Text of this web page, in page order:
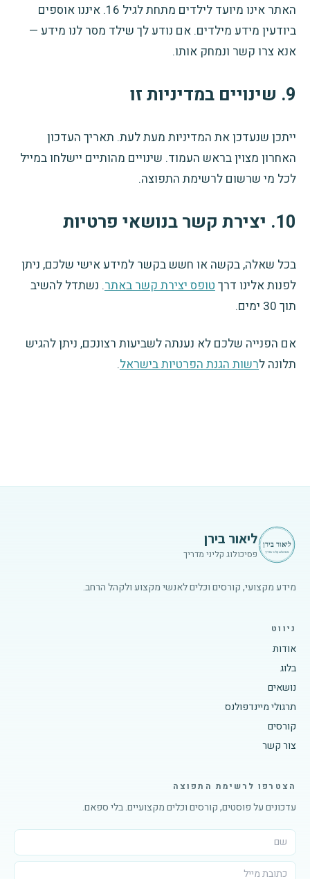
האתר אינו מיועד לילדים מתחת לגיל 16. איננו אוספים
ביודעין מידע מילדים. אם נודע לך שילד מסר לנו מידע —
אנא צרו קשר ונמחק אותו.
9. שינויים במדיניות זו
ייתכן שנעדכן את המדיניות מעת לעת. תאריך העדכון
האחרון מצוין בראש העמוד. שינויים מהותיים יישלחו במייל
לכל מי שרשום לרשימת התפוצה.
10. יצירת קשר בנושאי פרטיות
בכל שאלה, בקשה או חשש בקשר למידע אישי שלכם, ניתן
לפנות אלינו דרך טופס יצירת קשר באתר. נשתדל להשיב
תוך 30 ימים.
אם הפנייה שלכם לא נענתה לשביעות רצונכם, ניתן להגיש
תלונה לרשות הגנת הפרטיות בישראל.
ליאור בירן
פסיכולוג קליני מדריך
מידע מקצועי, קורסים וכלים לאנשי מקצוע ולקהל הרחב.
ניווט
אודות
בלוג
נושאים
תרגולי מיינדפולנס
קורסים
צור קשר
הצטרפו לרשימת התפוצה
עדכונים על פוסטים, קורסים וכלים מקצועיים. בלי ספאם.